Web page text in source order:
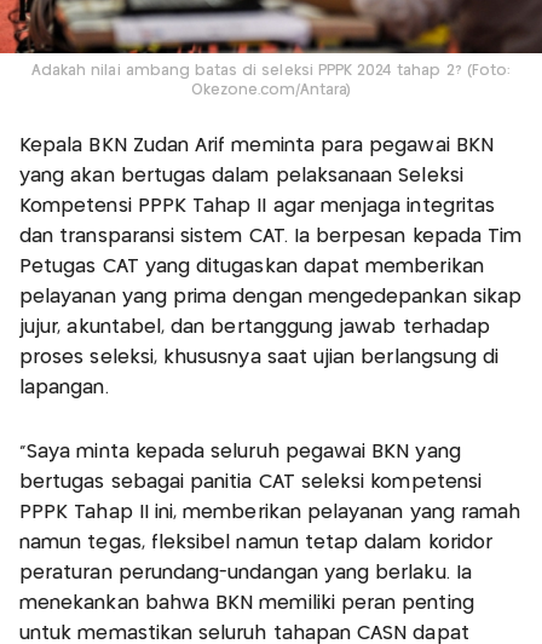
Adakah nilai ambang batas di seleksi PPPK 2024 tahap 2? (Foto:
Okezone.com/Antara)
Kepala BKN Zudan Arif meminta para pegawai BKN
yang akan bertugas dalam pelaksanaan Seleksi
Kompetensi PPPK Tahap II agar menjaga integritas
dan transparansi sistem CAT. Ia berpesan kepada Tim
Petugas CAT yang ditugaskan dapat memberikan
pelayanan yang prima dengan mengedepankan sikap
jujur, akuntabel, dan bertanggung jawab terhadap
proses seleksi, khususnya saat ujian berlangsung di
lapangan.
“Saya minta kepada seluruh pegawai BKN yang
bertugas sebagai panitia CAT seleksi kompetensi
PPPK Tahap II ini, memberikan pelayanan yang ramah
namun tegas, fleksibel namun tetap dalam koridor
peraturan perundang-undangan yang berlaku. Ia
menekankan bahwa BKN memiliki peran penting
untuk memastikan seluruh tahapan CASN dapat